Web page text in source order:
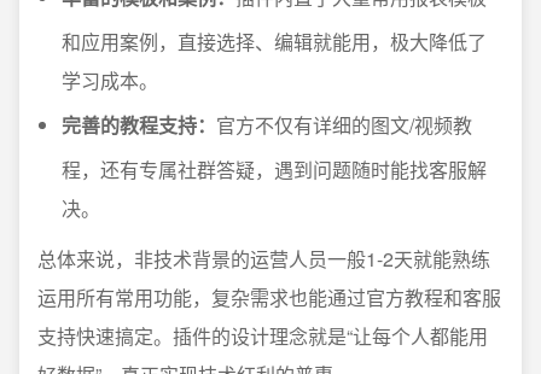
和应用案例，直接选择、编辑就能用，极大降低了
学习成本。
完善的教程支持： 官方不仅有详细的图文/视频教
程，还有专属社群答疑，遇到问题随时能找客服解
决。
总体来说，非技术背景的运营人员一般1-2天就能熟练
运用所有常用功能，复杂需求也能通过官方教程和客服
支持快速搞定。插件的设计理念就是“让每个人都能用